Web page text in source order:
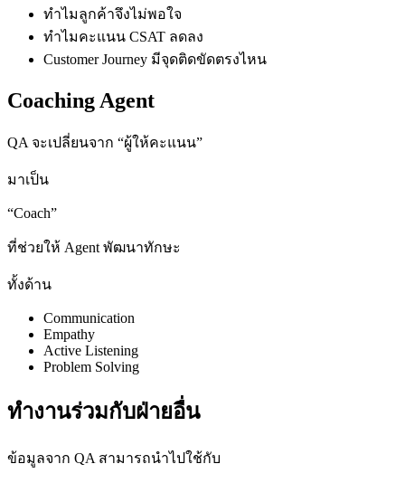
ทำไมลูกค้าจึงไม่พอใจ
ทำไมคะแนน CSAT ลดลง
Customer Journey มีจุดติดขัดตรงไหน
Coaching Agent
QA จะเปลี่ยนจาก “ผู้ให้คะแนน”
มาเป็น
“Coach”
ที่ช่วยให้ Agent พัฒนาทักษะ
ทั้งด้าน
Communication
Empathy
Active Listening
Problem Solving
ทำงานร่วมกับฝ่ายอื่น
ข้อมูลจาก QA สามารถนำไปใช้กับ